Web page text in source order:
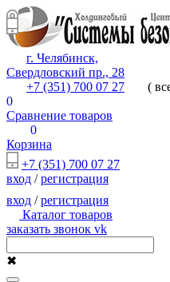
г. Челябинск,
Свердловский пр., 28
+7 (351) 700 07 27
(
0
Сравнение товаров
0
Корзина
+7 (351) 700 07 27
вход /регистрация
вход /регистрация
Каталог товаров
заказать звонок vk
✖